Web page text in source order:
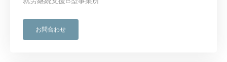
お問合わせ